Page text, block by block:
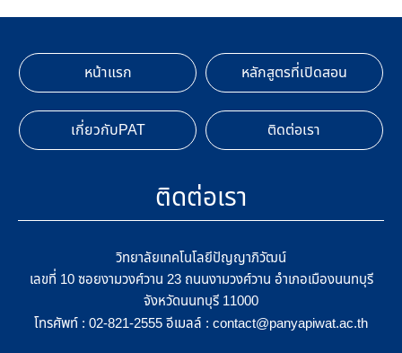
หน้าแรก หลักสูตรที่เปิดสอน
เกี่ยวกับPAT ติดต่อเรา
ติดต่อเรา
วิทยาลัยเทคโนโลยีปัญญาภิวัฒน์
เลขที่ 10 ซอยงามวงศ์วาน 23 ถนนงามวงศ์วาน อำเภอเมืองนนทบุรี
จังหวัดนนทบุรี 11000
โทรศัพท์ : 02-821-2555 อีเมลล์ : contact@panyapiwat.ac.th